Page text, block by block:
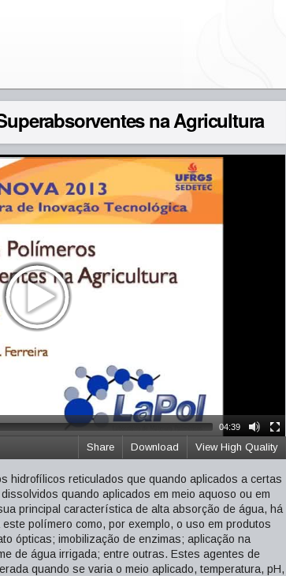
na Agricultura
04:39
View High Quality
Download
Share
hidrofílicos reticulados que quando aplicados a certas
quando aplicados em meio aquoso ou em
principal característica de alta absorção de água, há
polímero como, por exemplo, o uso em produtos
ópticas; imobilização de enzimas; aplicação na
de água irrigada; entre outras. Estes agentes de
quando se varia o meio aplicado, temperatura, pH,